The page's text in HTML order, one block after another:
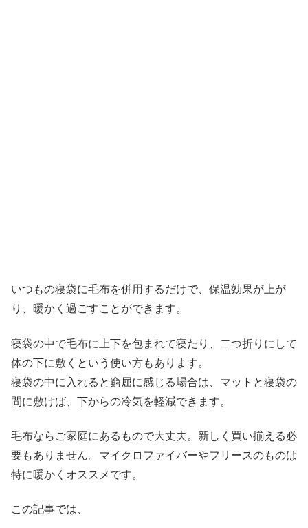
いつもの寝袋に毛布を併用するだけで、保温効果が上が
り、暖かく過ごすことができます。
寝袋の中で毛布に上下を包まれて寝たり、二つ折りにして
体の下に敷くという使い方もあります。
寝袋の中に入れると窮屈に感じる場合は、マットと寝袋の
間に敷けば、下からの冷気を軽減できます。
毛布ならご家庭にあるもので大丈夫。新しく買い揃える必
要もありません。マイクロファイバーやフリースのものは
特に暖かくオススメです。
この記事では、